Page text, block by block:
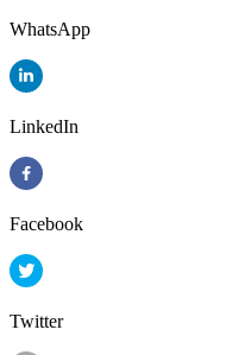
WhatsApp
LinkedIn
Facebook
Twitter